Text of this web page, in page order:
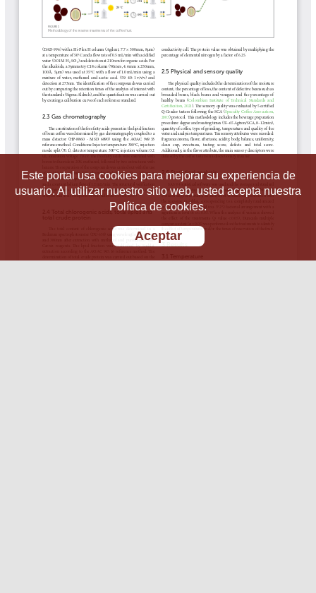
Este portal usa cookies para mejorar su experiencia de
usuario. Al utilizar nuestro sitio web, usted acepta nuestra
Política de cookies.
Aceptar